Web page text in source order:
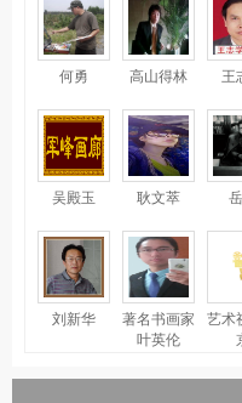
何勇 高山得林 王
吴殿玉 耿文萃
刘新华
著名书画家
叶英伦
艺术